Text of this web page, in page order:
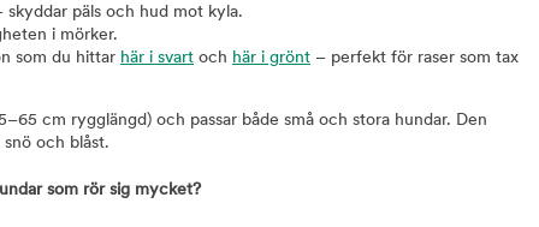
skyddar päls och hud mot kyla.
i mörker.
som du hittar här i svart och här i grönt – perfekt för raser som tax
cm rygglängd) och passar både små och stora hundar. Den
och blåst.
som rör sig mycket?